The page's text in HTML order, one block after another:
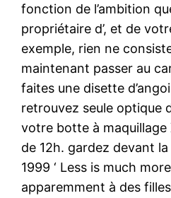
fonction de l’ambition
propriétaire d’, et de
exemple, rien ne
maintenant passer au
faites une disette
retrouvez seule optique
votre botte à maquillage
de 12h. gardez devant
1999 ‘ Less is much
apparemment à des